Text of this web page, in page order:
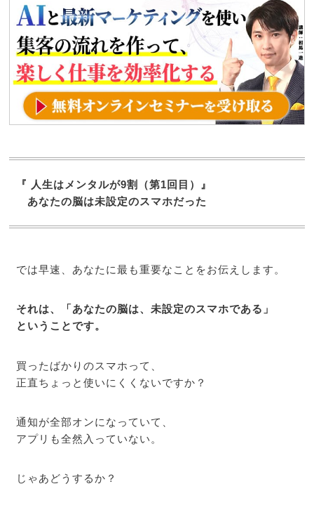
『 人生はメンタルが9割（第1回目）』
あなたの脳は未設定のスマホだった
では早速、あなたに最も重要なことをお伝えします。
それは、「あなたの脳は、未設定のスマホである」
ということです。
買ったばかりのスマホって、
正直ちょっと使いにくくないですか？
通知が全部オンになっていて、
アプリも全然入っていない。
じゃあどうするか？